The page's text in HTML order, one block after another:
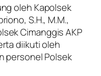
oleh Kapolsek
S.H., M.M.,
Cimanggis AKP
diikuti oleh
personel Polsek